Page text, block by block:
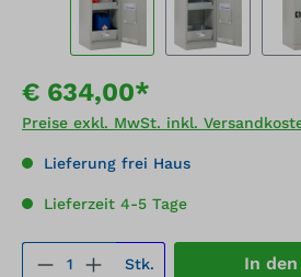
€ 634,00*
Preise exkl. MwSt. inkl.
Lieferung frei Haus
Lieferzeit 4-5 Tage
Produkt Anzahl: Gib
Stk. In